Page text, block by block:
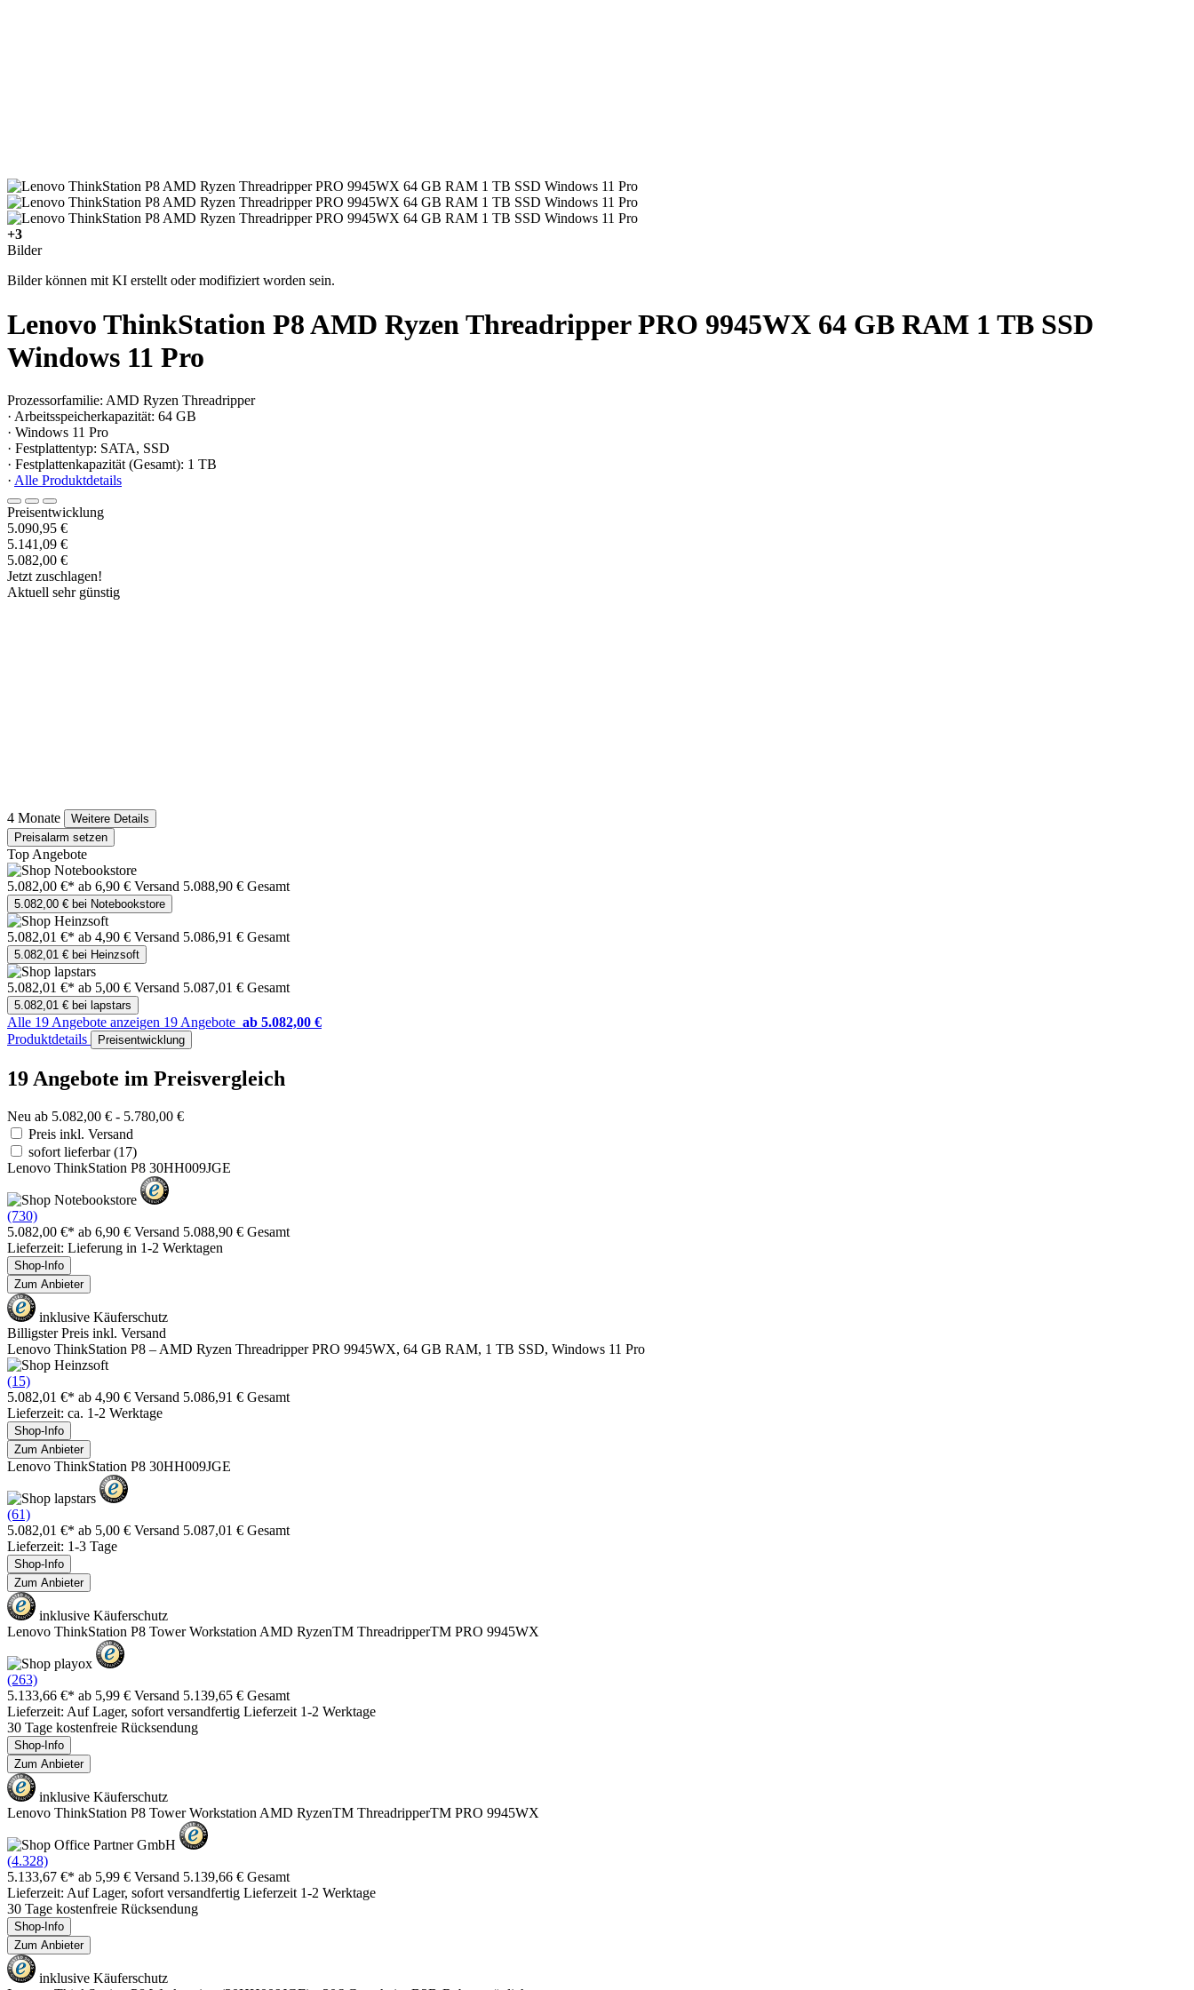
+3
Bilder
Bilder können mit KI erstellt oder modifiziert worden sein.
Lenovo ThinkStation P8 AMD Ryzen Threadripper PRO 9945WX 64 GB RAM 1 TB SSD
Windows 11 Pro
Prozessorfamilie: AMD Ryzen Threadripper
· Arbeitsspeicherkapazität: 64 GB
· Windows 11 Pro
· Festplattentyp: SATA, SSD
· Festplattenkapazität (Gesamt): 1 TB
· Alle Produktdetails
Preisentwicklung
5.090,95 €
5.141,09 €
5.082,00 €
Jetzt zuschlagen!
Aktuell sehr günstig
4 Monate
Weitere Details
Preisalarm setzen
Top Angebote
5.082,00 €* ab 6,90 € Versand 5.088,90 € Gesamt
5.082,00 € bei Notebookstore
5.082,01 €* ab 4,90 € Versand 5.086,91 € Gesamt
5.082,01 € bei Heinzsoft
5.082,01 €* ab 5,00 € Versand 5.087,01 € Gesamt
5.082,01 € bei lapstars
Alle 19 Angebote anzeigen 19 Angebote ab 5.082,00 €
Produktdetails
Preisentwicklung
19 Angebote im Preisvergleich
Neu ab 5.082,00 € - 5.780,00 €
Preis inkl. Versand
sofort lieferbar(17)
Lenovo ThinkStation P8 30HH009JGE
(730)
5.082,00 €* ab 6,90 € Versand 5.088,90 € Gesamt
Lieferzeit: Lieferung in 1-2 Werktagen
Shop-Info
Zum Anbieter
inklusive Käuferschutz
Billigster Preis inkl. Versand
Lenovo ThinkStation P8 – AMD Ryzen Threadripper PRO 9945WX, 64 GB RAM, 1 TB SSD, Windows 11 Pro
(15)
5.082,01 €* ab 4,90 € Versand 5.086,91 € Gesamt
Lieferzeit: ca. 1-2 Werktage
Shop-Info
Zum Anbieter
Lenovo ThinkStation P8 30HH009JGE
(61)
5.082,01 €* ab 5,00 € Versand 5.087,01 € Gesamt
Lieferzeit: 1-3 Tage
Shop-Info
Zum Anbieter
inklusive Käuferschutz
Lenovo ThinkStation P8 Tower Workstation AMD RyzenTM ThreadripperTM PRO 9945WX
(263)
5.133,66 €* ab 5,99 € Versand 5.139,65 € Gesamt
Lieferzeit: Auf Lager, sofort versandfertig Lieferzeit 1-2 Werktage
30 Tage kostenfreie Rücksendung
Shop-Info
Zum Anbieter
inklusive Käuferschutz
Lenovo ThinkStation P8 Tower Workstation AMD RyzenTM ThreadripperTM PRO 9945WX
(4.328)
5.133,67 €* ab 5,99 € Versand 5.139,66 € Gesamt
Lieferzeit: Auf Lager, sofort versandfertig Lieferzeit 1-2 Werktage
30 Tage kostenfreie Rücksendung
Shop-Info
Zum Anbieter
inklusive Käuferschutz